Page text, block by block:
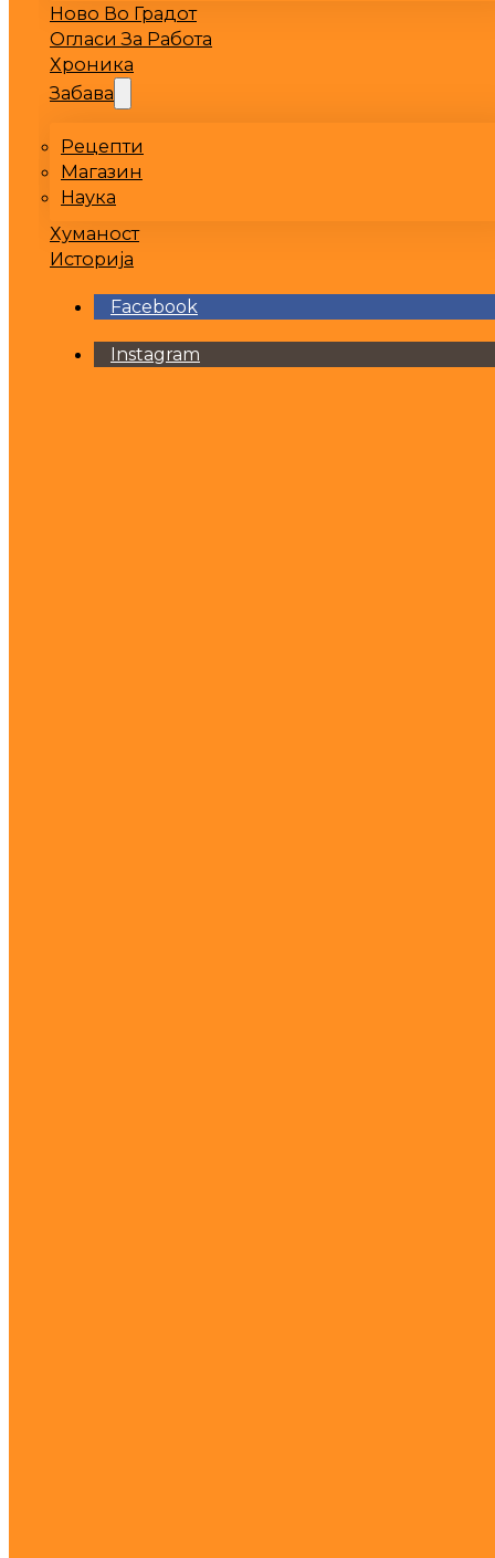
Ново Во Градот
Огласи За Работа
Хроника
Забава
Рецепти
Магазин
Наука
Хуманост
Историја
Facebook
Instagram